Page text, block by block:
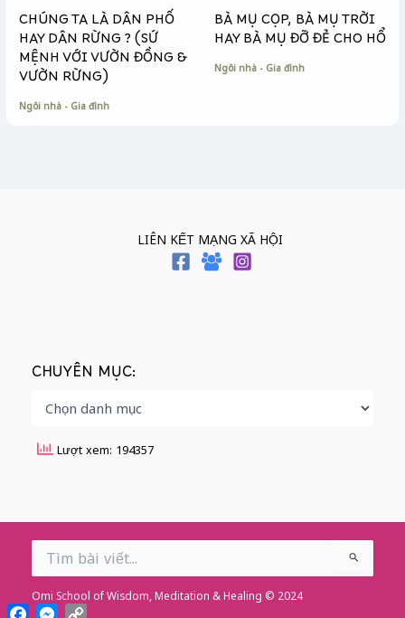
CHÚNG TA LÀ DÂN PHỐ
HAY DÂN RỪNG ? (SỨ
MỆNH VỚI VƯỜN ĐỒNG &
VƯỜN RỪNG)
Ngôi nhà - Gia đình
BÀ MỤ CỌP, BÀ MỤ TRỜI
HAY BÀ MỤ ĐỠ ĐẺ CHO HỔ
Ngôi nhà - Gia đình
LIÊN KẾT MẠNG XÃ HỘI
CHUYÊN MỤC:
Lượt xem: 194357
Search
for:
Omi School of Wisdom, Meditation & Healing © 2024
FacebookMessenger